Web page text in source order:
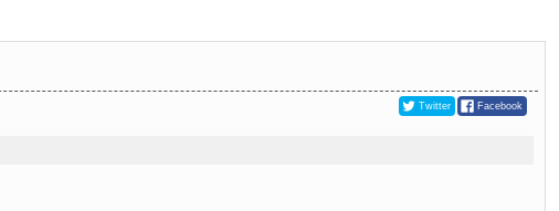
Twitter Facebook